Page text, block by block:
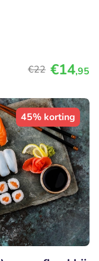
€22 €14,95
45% korting